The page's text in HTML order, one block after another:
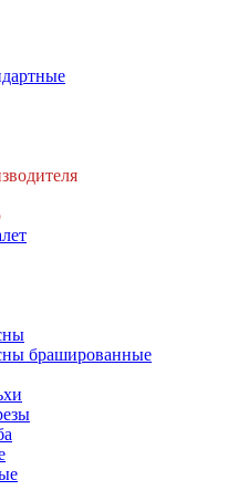
брашированные